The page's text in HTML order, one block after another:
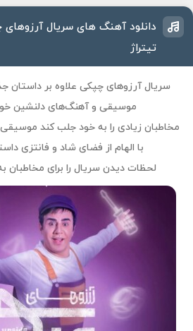
دانلود آهنگ های سریال
تیتراژ
سریالآرزوهای چپکی علاوه بر داستان
موسیقی و آهنگ‌های دلنشین
مخاطبان زیادی را به خود جلب کند
با الهام از فضای شاد و فانتزی
لحظات دیدن سریال را برای مخاطبان